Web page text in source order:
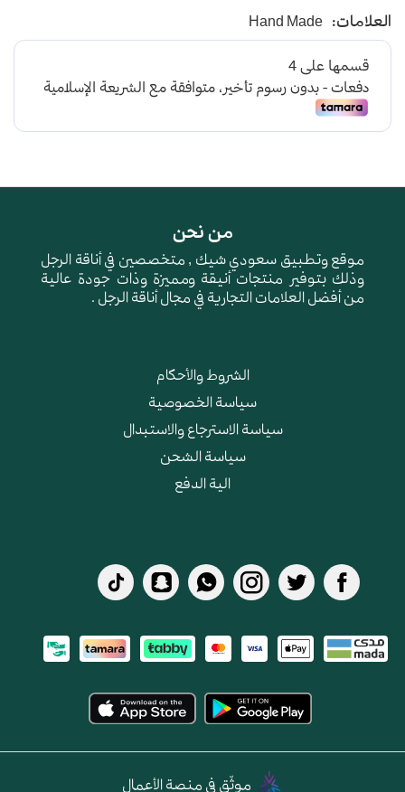
يأتي بأرضية متوسطة الإرتفاع باللون البرتقالي
و طبقة اسفنجية عالية الجودة لتعطي شعور بالراحة
ومقاومة الإنزلاق و التآكل
العلامات: Hand Made
من نحن
موقع وتطبيق سعودي شيك , متخصصين في أناقة الرجل
وذلك بتوفير منتجات أنيقة ومميزة وذات جودة عالية
من أفضل العلامات التجارية في مجال أناقة الرجل .
الشروط والأحكام
سياسة الخصوصية
سياسة الاسترجاع والاستبدال
سياسة الشحن
الية الدفع
موثّق في منصة الأعمال